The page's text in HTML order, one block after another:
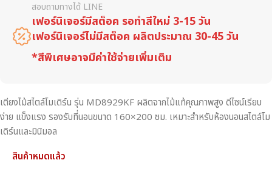
สอบถามทางได้ LINE
เฟอร์นิเจอร์มีสต็อค รอทำสีใหม่ 3-15 วัน
เฟอร์นิเจอร์ไม่มีสต็อค ผลิตประมาณ 30-45 วัน
*สีพิเศษอาจมีค่าใช้จ่ายเพิ่มเติม
เตียงไม้สไตล์โมเดิร์น รุ่น MD8929KF ผลิตจากไม้แท้คุณภาพสูง ดีไซน์เรียบ
ง่าย แข็งแรง รองรับที่นอนขนาด 160×200 ซม. เหมาะสำหรับห้องนอนสไตล์โม
เดิร์นและมินิมอล
สินค้าหมดแล้ว